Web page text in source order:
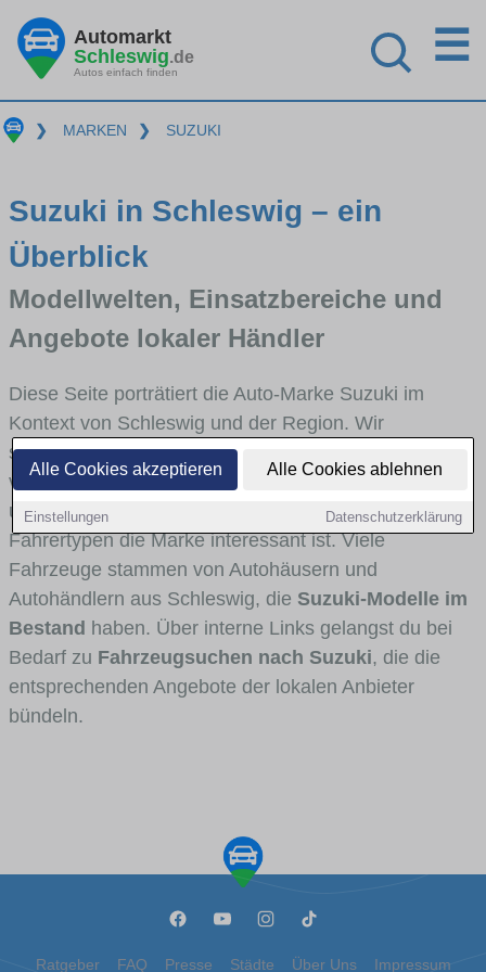
Alle Cookies akzeptieren Alle Cookies ablehnen
Einstellungen Datenschutzerklärung
Automarkt
Schleswig.de
Autos einfach finden
☰
❯ MARKEN ❯ SUZUKI
Suzuki in Schleswig – ein
Überblick
Modellwelten, Einsatzbereiche und
Angebote lokaler Händler
Diese Seite porträtiert die Auto-Marke Suzuki im
Kontext von Schleswig und der Region. Wir
skizzieren, in welchen Fahrzeugklassen Suzuki stark
vertreten ist, welche Modellreihen häufig im Stadt-
und Umlandverkehr zu sehen sind und für welche
Fahrertypen die Marke interessant ist. Viele
Fahrzeuge stammen von Autohäusern und
Autohändlern aus Schleswig, die Suzuki-Modelle im
Bestand haben. Über interne Links gelangst du bei
Bedarf zu Fahrzeugsuchen nach Suzuki, die die
entsprechenden Angebote der lokalen Anbieter
bündeln.
Ratgeber FAQ Presse Städte Über Uns Impressum